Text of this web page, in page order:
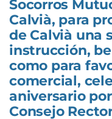
Socorros
Calvià, para
de Calvià una
instrucción,
como para
comercial,
aniversario
Consejo